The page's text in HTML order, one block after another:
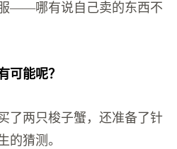
——哪有说自己卖的东西不
可能呢？
了两只梭子蟹，还准备了针
的猜测。